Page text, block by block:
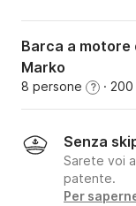
Barca a motore
Marko
8 persone ? ·
Senza
Sarete voi
patente.
Per